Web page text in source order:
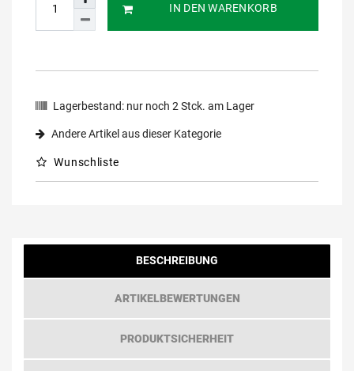
IN DEN WARENKORB
Lagerbestand: nur noch 2 Stck. am Lager
Andere Artikel aus dieser Kategorie
Wunschliste
BESCHREIBUNG
ARTIKELBEWERTUNGEN
PRODUKTSICHERHEIT